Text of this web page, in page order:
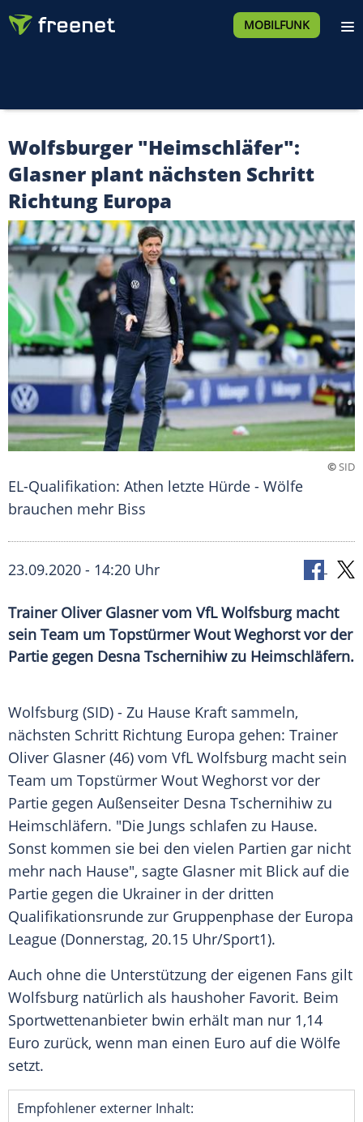
MOBILFUNK
Wolfsburger "Heimschläfer":
Glasner plant nächsten Schritt
Richtung Europa
©SID
EL-Qualifikation: Athen letzte Hürde - Wölfe
brauchen mehr Biss
23.09.2020 - 14:20 Uhr
Trainer Oliver Glasner vom VfL Wolfsburg macht
sein Team um Topstürmer Wout Weghorst vor der
Partie gegen Desna Tschernihiw zu Heimschläfern.
Wolfsburg (SID) - Zu Hause Kraft sammeln,
nächsten Schritt Richtung Europa gehen: Trainer
Oliver Glasner (46) vom VfL Wolfsburg macht sein
Team um Topstürmer Wout Weghorst vor der
Partie gegen Außenseiter Desna Tschernihiw zu
Heimschläfern. "Die Jungs schlafen zu Hause.
Sonst kommen sie bei den vielen Partien gar nicht
mehr nach Hause", sagte Glasner mit Blick auf die
Partie gegen die Ukrainer in der dritten
Qualifikationsrunde zur Gruppenphase der Europa
League (Donnerstag, 20.15 Uhr/Sport1).
Auch ohne die Unterstützung der eigenen Fans gilt
Wolfsburg natürlich als haushoher Favorit. Beim
Sportwettenanbieter bwin erhält man nur 1,14
Euro zurück, wenn man einen Euro auf die Wölfe
setzt.
Empfohlener externer Inhalt: